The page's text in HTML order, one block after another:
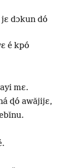
dɔkun dó
é kpó
mɛ.
ɖó awǎjijɛ,